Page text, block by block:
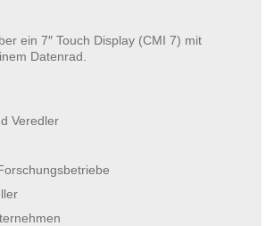
ein 7″ Touch Display (CMI 7) mit
Datenrad.
Veredler